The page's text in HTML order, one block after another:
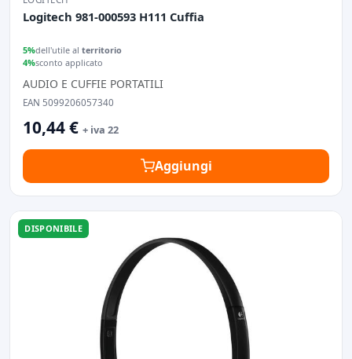
Logitech 981-000593 H111 Cuffia
5%dell'utile al territorio
4%sconto applicato
AUDIO E CUFFIE PORTATILI
EAN 5099206057340
10,44 € + iva 22
Aggiungi
DISPONIBILE